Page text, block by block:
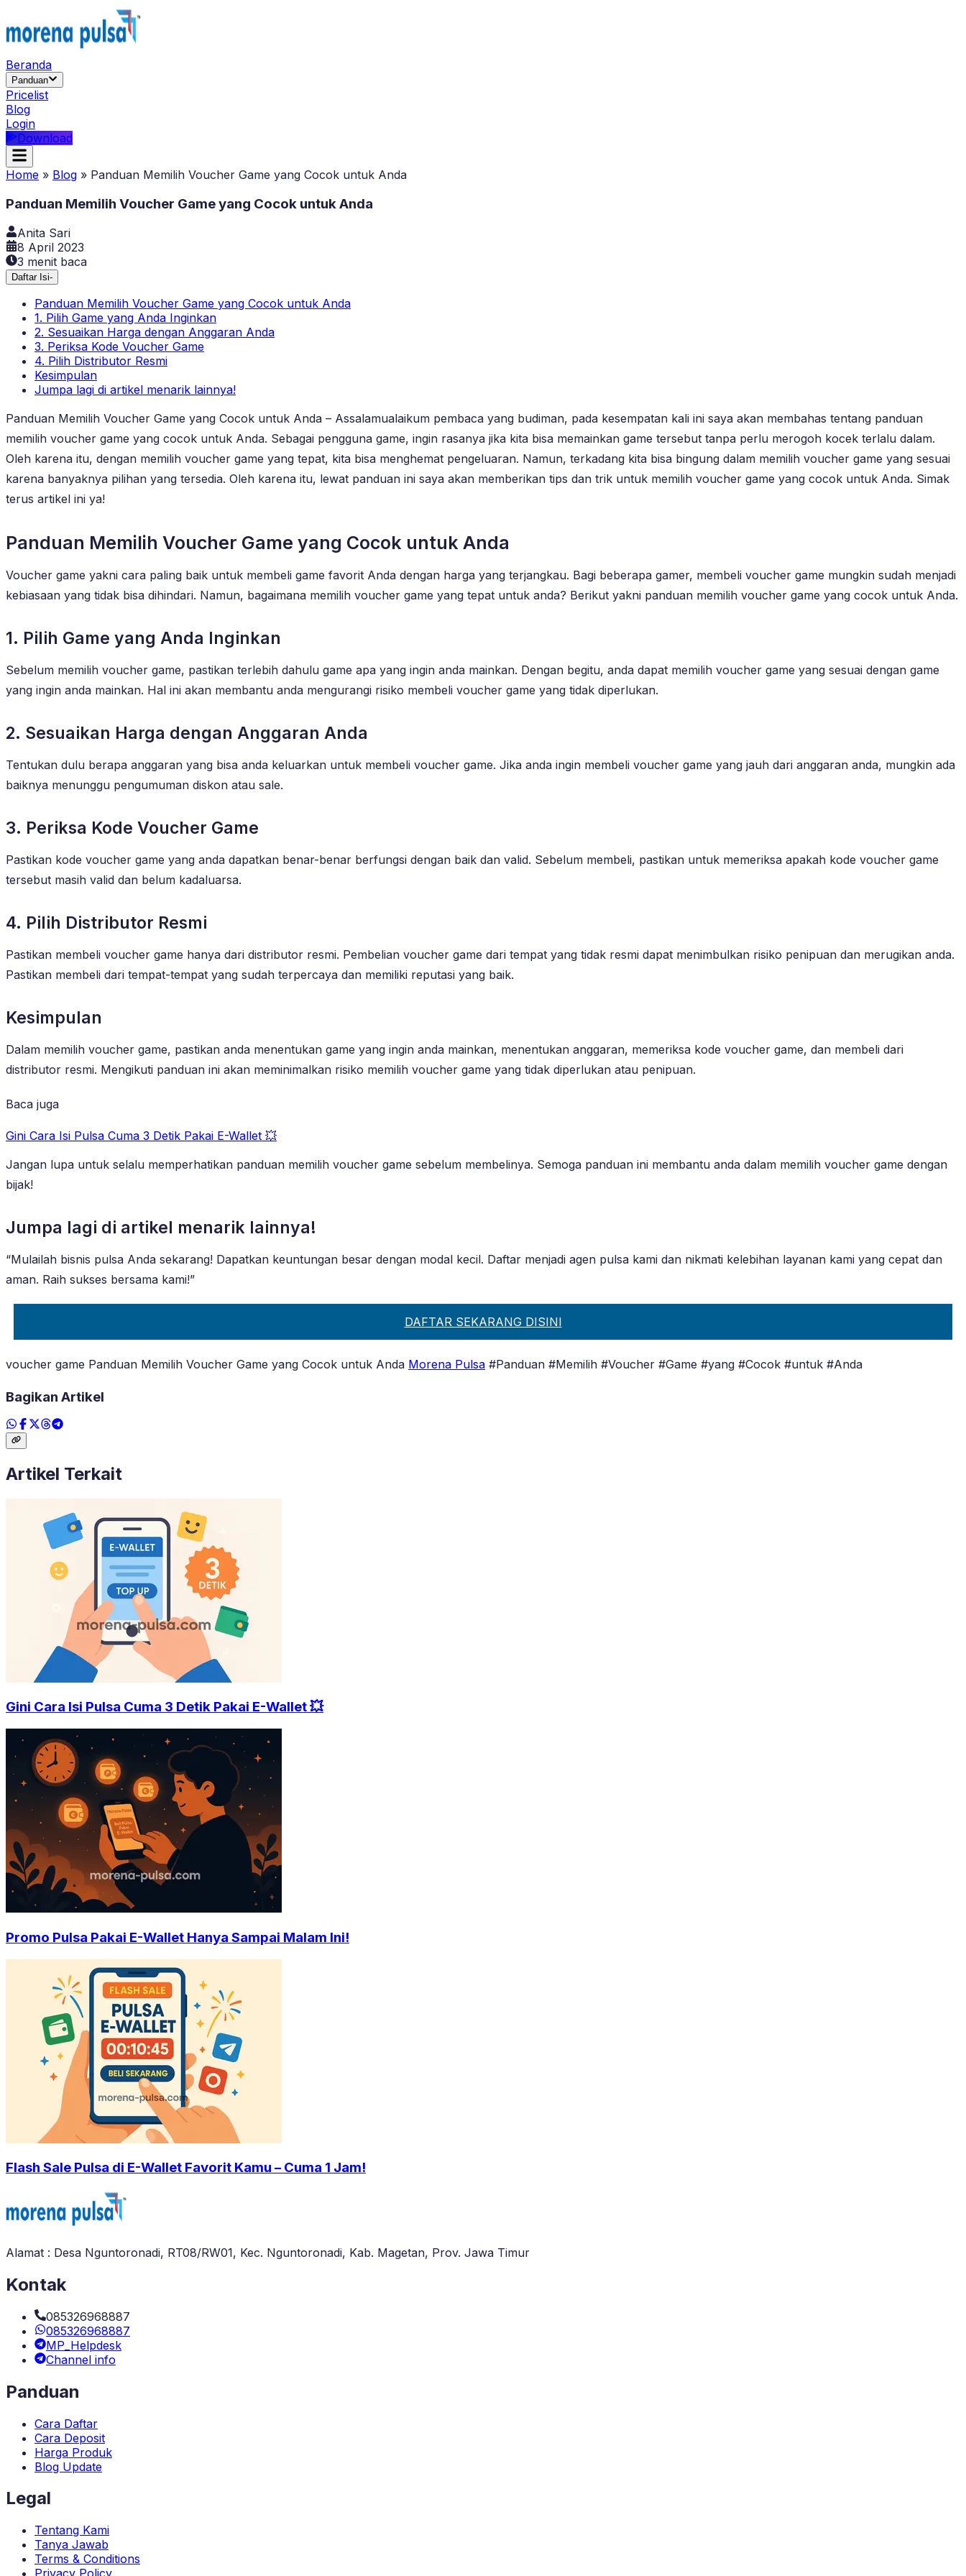
Beranda
Panduan
Pricelist
Blog
Login
Download
Home » Blog » Panduan Memilih Voucher Game yang Cocok untuk Anda
Panduan Memilih Voucher Game yang Cocok untuk Anda
Anita Sari
8 April 2023
3 menit baca
Daftar Isi-
Panduan Memilih Voucher Game yang Cocok untuk Anda
1. Pilih Game yang Anda Inginkan
2. Sesuaikan Harga dengan Anggaran Anda
3. Periksa Kode Voucher Game
4. Pilih Distributor Resmi
Kesimpulan
Jumpa lagi di artikel menarik lainnya!
Panduan Memilih Voucher Game yang Cocok untuk Anda – Assalamualaikum pembaca yang budiman, pada kesempatan kali ini saya akan membahas tentang panduan
memilih voucher game yang cocok untuk Anda. Sebagai pengguna game, ingin rasanya jika kita bisa memainkan game tersebut tanpa perlu merogoh kocek terlalu dalam.
Oleh karena itu, dengan memilih voucher game yang tepat, kita bisa menghemat pengeluaran. Namun, terkadang kita bisa bingung dalam memilih voucher game yang sesuai
karena banyaknya pilihan yang tersedia. Oleh karena itu, lewat panduan ini saya akan memberikan tips dan trik untuk memilih voucher game yang cocok untuk Anda. Simak
terus artikel ini ya!
Panduan Memilih Voucher Game yang Cocok untuk Anda
Voucher game yakni cara paling baik untuk membeli game favorit Anda dengan harga yang terjangkau. Bagi beberapa gamer, membeli voucher game mungkin sudah menjadi
kebiasaan yang tidak bisa dihindari. Namun, bagaimana memilih voucher game yang tepat untuk anda? Berikut yakni panduan memilih voucher game yang cocok untuk Anda.
1. Pilih Game yang Anda Inginkan
Sebelum memilih voucher game, pastikan terlebih dahulu game apa yang ingin anda mainkan. Dengan begitu, anda dapat memilih voucher game yang sesuai dengan game
yang ingin anda mainkan. Hal ini akan membantu anda mengurangi risiko membeli voucher game yang tidak diperlukan.
2. Sesuaikan Harga dengan Anggaran Anda
Tentukan dulu berapa anggaran yang bisa anda keluarkan untuk membeli voucher game. Jika anda ingin membeli voucher game yang jauh dari anggaran anda, mungkin ada
baiknya menunggu pengumuman diskon atau sale.
3. Periksa Kode Voucher Game
Pastikan kode voucher game yang anda dapatkan benar-benar berfungsi dengan baik dan valid. Sebelum membeli, pastikan untuk memeriksa apakah kode voucher game
tersebut masih valid dan belum kadaluarsa.
4. Pilih Distributor Resmi
Pastikan membeli voucher game hanya dari distributor resmi. Pembelian voucher game dari tempat yang tidak resmi dapat menimbulkan risiko penipuan dan merugikan anda.
Pastikan membeli dari tempat-tempat yang sudah terpercaya dan memiliki reputasi yang baik.
Kesimpulan
Dalam memilih voucher game, pastikan anda menentukan game yang ingin anda mainkan, menentukan anggaran, memeriksa kode voucher game, dan membeli dari
distributor resmi. Mengikuti panduan ini akan meminimalkan risiko memilih voucher game yang tidak diperlukan atau penipuan.
Baca juga
Gini Cara Isi Pulsa Cuma 3 Detik Pakai E-Wallet 💥
Jangan lupa untuk selalu memperhatikan panduan memilih voucher game sebelum membelinya. Semoga panduan ini membantu anda dalam memilih voucher game dengan
bijak!
Jumpa lagi di artikel menarik lainnya!
“Mulailah bisnis pulsa Anda sekarang! Dapatkan keuntungan besar dengan modal kecil. Daftar menjadi agen pulsa kami dan nikmati kelebihan layanan kami yang cepat dan
aman. Raih sukses bersama kami!”
DAFTAR SEKARANG DISINI
voucher game Panduan Memilih Voucher Game yang Cocok untuk Anda Morena Pulsa #Panduan #Memilih #Voucher #Game #yang #Cocok #untuk #Anda
Bagikan Artikel
Artikel Terkait
Gini Cara Isi Pulsa Cuma 3 Detik Pakai E-Wallet 💥
Promo Pulsa Pakai E-Wallet Hanya Sampai Malam Ini!
Flash Sale Pulsa di E-Wallet Favorit Kamu – Cuma 1 Jam!
Alamat : Desa Nguntoronadi, RT08/RW01, Kec. Nguntoronadi, Kab. Magetan, Prov. Jawa Timur
Kontak
085326968887
085326968887
MP_Helpdesk
Channel info
Panduan
Cara Daftar
Cara Deposit
Harga Produk
Blog Update
Legal
Tentang Kami
Tanya Jawab
Terms & Conditions